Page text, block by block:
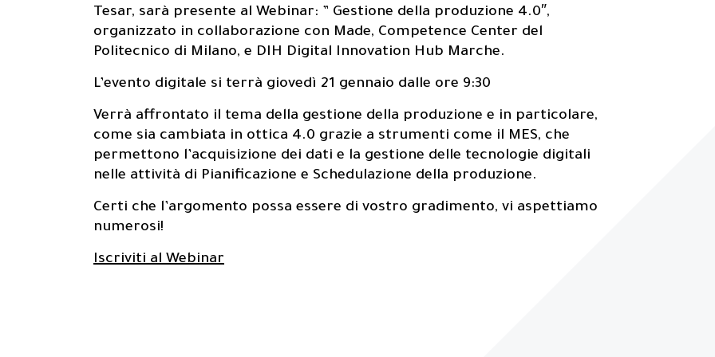
Tesar, sarà presente al Webinar: ” Gestione della produzione 4.0″,
organizzato in collaborazione con Made, Competence Center del
Politecnico di Milano, e DIH Digital Innovation Hub Marche.
L’evento digitale si terrà giovedì 21 gennaio dalle ore 9:30
Verrà affrontato il tema della gestione della produzione e in particolare,
come sia cambiata in ottica 4.0 grazie a strumenti come il MES, che
permettono l’acquisizione dei dati e la gestione delle tecnologie digitali
nelle attività di Pianificazione e Schedulazione della produzione.
Certi che l’argomento possa essere di vostro gradimento, vi aspettiamo
numerosi!
Iscriviti al Webinar
About us
Prodotti